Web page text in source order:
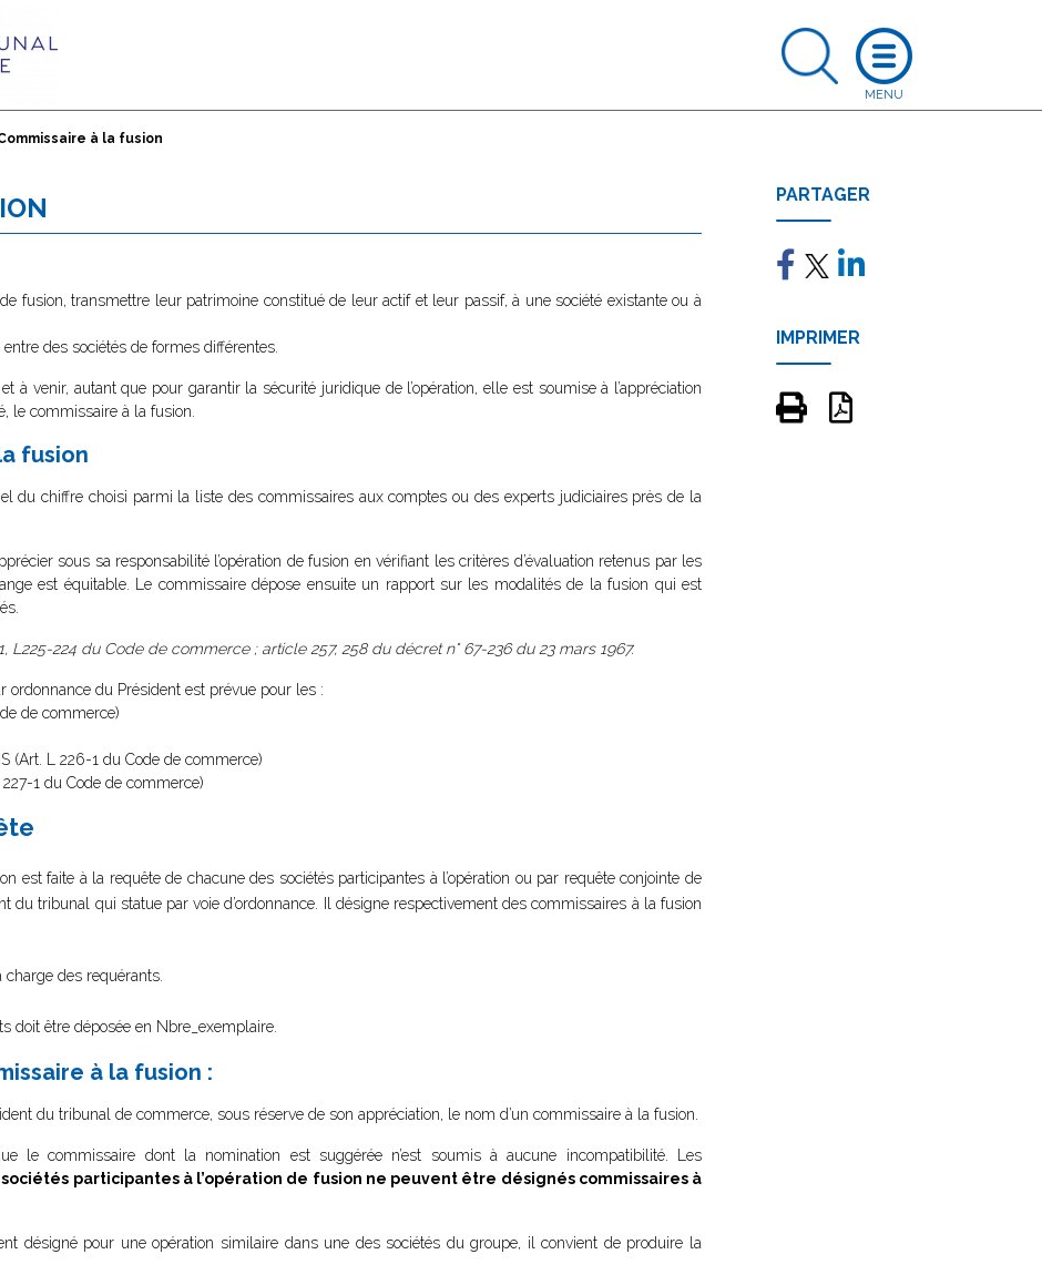
à la fusion
fusion, transmettre leur patrimoine constitué de leur actif et leur passif, à une société existante ou à
des sociétés de formes différentes.
à venir, autant que pour garantir la sécurité juridique de l’opération, elle est soumise à l’appréciation
le commissaire à la fusion.
fusion
du chiffre choisi parmi la liste des commissaires aux comptes ou des experts judiciaires près de la
sous sa responsabilité l’opération de fusion en vérifiant les critères d’évaluation retenus par les
est équitable. Le commissaire dépose ensuite un rapport sur les modalités de la fusion qui est
L225-224 du Code de commerce ; article 257, 258 du décret n° 67-236 du 23 mars 1967.
ordonnance du Président est prévue pour les :
de commerce)
(Art. L 226-1 du Code de commerce)
227-1 du Code de commerce)
est faite à la requête de chacune des sociétés participantes à l’opération ou par requête conjointe de
du tribunal qui statue par voie d’ordonnance. Il désigne respectivement des commissaires à la fusion
charge des requérants.
doit être déposée en Nbre_exemplaire.
à la fusion :
du tribunal de commerce, sous réserve de son appréciation, le nom d’un commissaire à la fusion.
le commissaire dont la nomination est suggérée n’est soumis à aucune incompatibilité. Les
participantes à l’opération de fusion ne peuvent être désignés commissaires à
désigné pour une opération similaire dans une des sociétés du groupe, il convient de produire la
PARTAGER
IMPRIMER